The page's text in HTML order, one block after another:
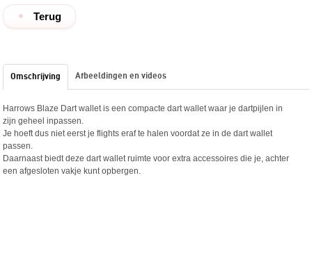
Terug
Omschrijving Afbeeldingen en videos
Harrows Blaze Dart wallet is een compacte dart wallet waar je dartpijlen in
zijn geheel inpassen.
Je hoeft dus niet eerst je flights eraf te halen voordat ze in de dart wallet
passen.
Daarnaast biedt deze dart wallet ruimte voor extra accessoires die je, achter
een afgesloten vakje kunt opbergen.